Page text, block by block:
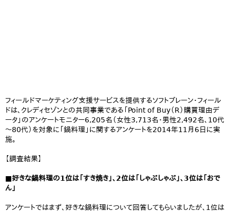
フィールドマーケティング支援サービスを提供するソフトブレーン・フィール
ドは、クレディセゾンとの共同事業である「Point of Buy（R）購買理由デ
ータ」のアンケートモニター6,205名（女性3,713名・男性2,492名、10代
～80代）を対象に「鍋料理」に関するアンケートを2014年11月6日に実
施。
【調査結果】
■好きな鍋料理の1位は「すき焼き」、2位は「しゃぶしゃぶ」、3位は「おで
ん」
アンケートではまず、好きな鍋料理について回答してもらいましたが、1位は